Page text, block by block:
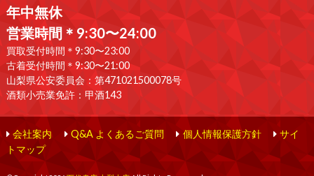
年中無休
営業時間＊9:30〜24:00
買取受付時間＊9:30〜23:00
古着受付時間＊9:30〜21:00
山梨県公安委員会：第471021500078号
酒類小売業免許：甲酒143
会社案内 Q&A よくあるご質問 個人情報保護方針
サイ
トマップ